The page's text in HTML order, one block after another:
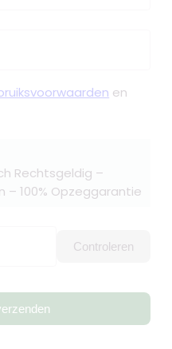
en
Rechtsgeldig –
– 100% Opzeggarantie
Controleren